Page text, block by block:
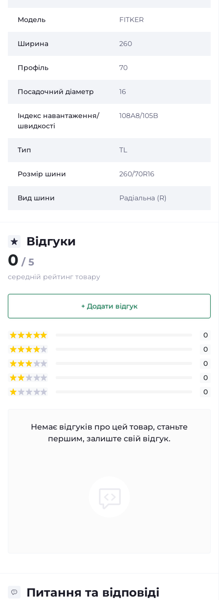
Модель FITKER
Ширина 260
Профіль 70
Посадочний діаметр 16
Індекс навантаження/
швидкості
108A8/105B
Тип TL
Розмір шини 260/70R16
Вид шини Радіальна (R)
Відгуки
0 / 5
середній рейтинг товару
+ Додати відгук
0
0
0
0
0
Немає відгуків про цей товар, станьте
першим, залиште свій відгук.
Питання та відповіді